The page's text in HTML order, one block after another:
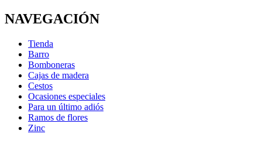
NAVEGACIÓN
Tienda
Barro
Bomboneras
Cajas de madera
Cestos
Ocasiones especiales
Para un último adiós
Ramos de flores
Zinc